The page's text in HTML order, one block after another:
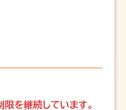
を継続しています。